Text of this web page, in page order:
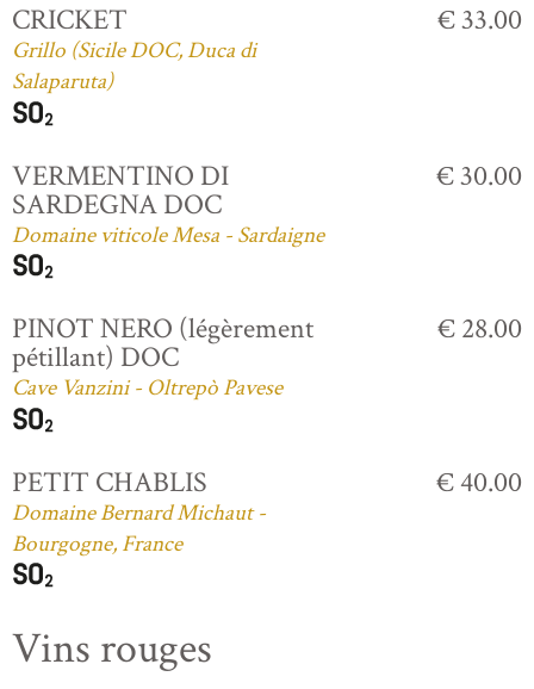
CRICKET
Grillo (Sicile DOC, Duca di
Salaparuta)
€ 33.00
VERMENTINO DI
SARDEGNA DOC
Domaine viticole Mesa - Sardaigne
€ 30.00
PINOT NERO (légèrement
pétillant) DOC
Cave Vanzini - Oltrepò Pavese
€ 28.00
PETIT CHABLIS
Domaine Bernard Michaut -
Bourgogne, France
€ 40.00
Vins rouges